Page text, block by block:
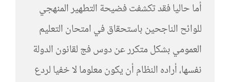
أما حاليا فقد تكشفت فضيحة التطهير المنهجي
للوائح الناجحين باستحقاق في امتحان التعليم
العمومي بشكل متكرر عن دوس فج لقانون الدولة
نفسها، أراده النظام أن يكون معلوما لا خفيا لردع